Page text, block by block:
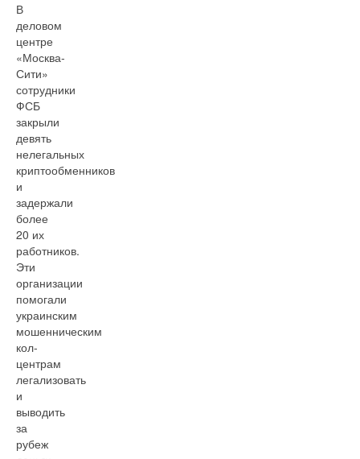
В
деловом
центре
«Москва-
Сити»
сотрудники
ФСБ
закрыли
девять
нелегальных
криптообменников
и
задержали
более
20 их
работников.
Эти
организации
помогали
украинским
мошенническим
кол-
центрам
легализовать
и
выводить
за
рубеж